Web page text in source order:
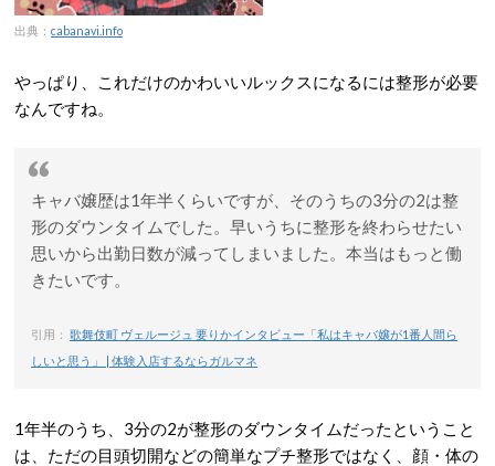
出典： cabanavi.info
やっぱり、これだけのかわいいルックスになるには整形が必要
なんですね。
キャバ嬢歴は1年半くらいですが、そのうちの3分の2は整
形のダウンタイムでした。早いうちに整形を終わらせたい
思いから出勤日数が減ってしまいました。本当はもっと働
きたいです。
引用： 歌舞伎町 ヴェルージュ 要りかインタビュー「私はキャバ嬢が1番人間ら
しいと思う」 | 体験入店するならガルマネ
1年半のうち、3分の2が整形のダウンタイムだったということ
は、ただの目頭切開などの簡単なプチ整形ではなく、顔・体の